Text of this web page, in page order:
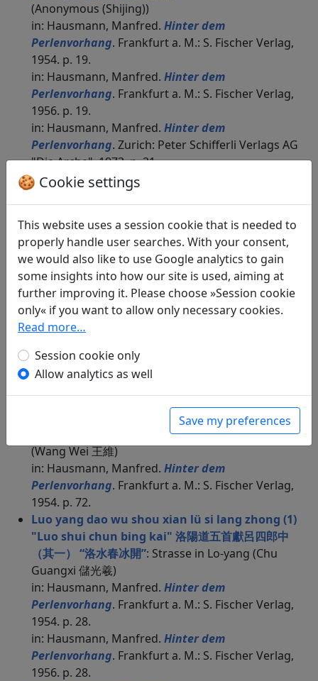
(Anonymous (Shijing))
in: Hausmann, Manfred. Hinter dem
Perlenvorhang. Frankfurt a. M.: S. Fischer Verlag,
1954. p. 19.
in: Hausmann, Manfred. Hinter dem
Perlenvorhang. Frankfurt a. M.: S. Fischer Verlag,
1956. p. 19.
in: Hausmann, Manfred. Hinter dem
Perlenvorhang. Zurich: Peter Schifferli Verlags AG
"Die Arche", 1973. p. 21.
Ke zhong xing "Lan ling mei jiu yu jin xiang" 客中
行“蘭陵美酒鬱金香“
Perlenvorhang . Frankfurt a. M.: S. Fischer Verlag,
1954. p. 27.
Kui lei yin 傀儡吟: Marionettentheater (Li Longji 李
隆基)
in: Hausmann, Manfred.Hinter dem
Perlenvorhang . Frankfurt a. M.: S. Fischer Verlag,
1956. p. 78.
Long xi xing 隴西行
Wei 王維)
in: Hausmann, Manfred.
Perlenvorhang. Frankfurt a. M.: S. Fischer Verlag,
: Überfall an der Westgrenze
(Wang Wei 王維)
in: Hausmann, Manfred. Hinter dem
Perlenvorhang. Frankfurt a. M.: S. Fischer Verlag,
1954. p. 72.
Luo yang dao wu shou xian lü si lang zhong (1)
"Luo shui chun bing kai" 洛陽道五首獻呂四郎中
（其一） “洛水春冰開”: Strasse in Lo-yang (Chu
Guangxi 儲光羲)
in: Hausmann, Manfred. Hinter dem
Perlenvorhang. Frankfurt a. M.: S. Fischer Verlag,
1954. p. 28.
in: Hausmann, Manfred. Hinter dem
Perlenvorhang. Frankfurt a. M.: S. Fischer Verlag,
1956. p. 28.
🍪 Cookie settings
This website uses a session cookie that is needed to
properly handle user searches. With your consent,
we would also like to use Google analytics to gain
some insights into how our site is used, aiming at
further improving it. Please choose »Session cookie
only« if you want to allow only necessary cookies.
Read more…
Session cookie only
Allow analytics as well
Save my preferences